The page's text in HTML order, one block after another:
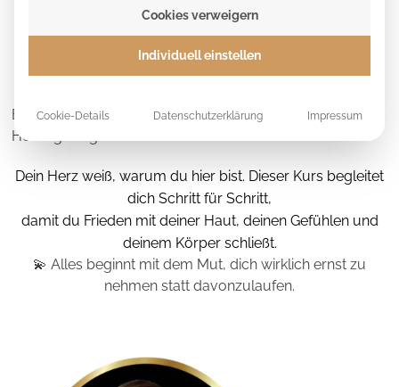
🏆 KUNDENSTIMMEN
GEGEN SKIN PICKING
Eine Reise in deine Haut, deine Gedanken & deinen
Heilungsweg
Dein Herz weiß, warum du hier bist. Dieser Kurs begleitet
dich Schritt für Schritt,
damit du Frieden mit deiner Haut, deinen Gefühlen und
deinem Körper schließt.
💫 Alles beginnt mit dem Mut, dich wirklich ernst zu
nehmen statt davonzulaufen.
Cookies verweigern
Individuell einstellen
Cookie-Details Datenschutzerklärung Impressum